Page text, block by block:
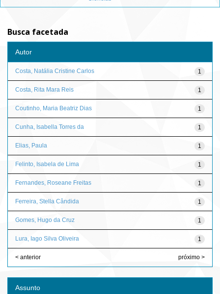
Busca facetada
Autor
1
Costa, Natália Cristine Carlos
1
Costa, Rita Mara Reis
1
Coutinho, Maria Beatriz Dias
1
Cunha, Isabella Torres da
1
Elias, Paula
1
Felinto, Isabela de Lima
1
Fernandes, Roseane Freitas
1
Ferreira, Stella Cândida
1
Gomes, Hugo da Cruz
1
Lura, Iago Silva Oliveira
< anterior próximo >
Assunto